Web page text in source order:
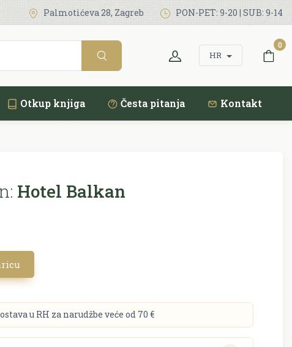
Palmotićeva 28, Zagreb PON-PET: 9-20 | SUB: 9-14
HR
0
Otkup knjiga Česta pitanja Kontakt
Hotel Balkan
u RH za narudžbe veće od 70 €